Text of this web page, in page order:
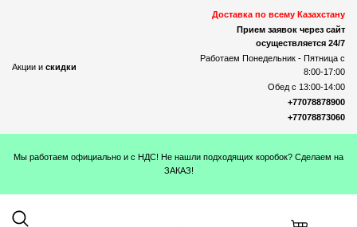
Акции и скидки
Доставка по всему Казахстану
Прием заявок через сайт
осуществляется 24/7
Работаем Понедельник - Пятница с
8:00-17:00
Обед с 13:00-14:00
+77078878900
+77078873060
Мы работаем официально и с НДС! Не нашли подходящих коробок? Сделаем на
ЗАКАЗ!